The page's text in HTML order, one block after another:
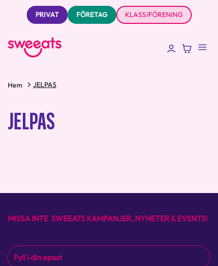
PRIVAT FÖRETAG KLASS/FÖRENING
Hem JELPAS
JELPAS
MISSA INTE SWEEATS KAMPANJER, NYHETER & EVENTS!